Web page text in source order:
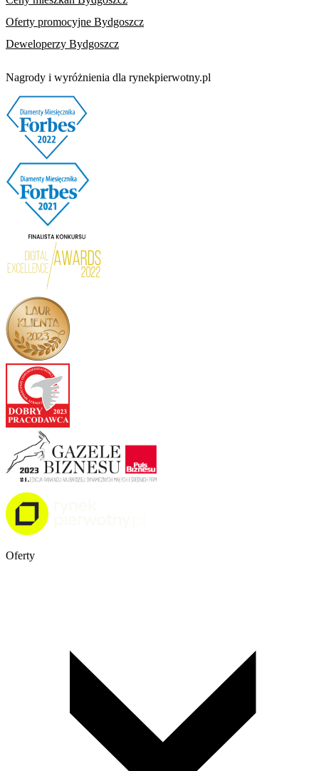
Oferty promocyjne Bydgoszcz
Deweloperzy Bydgoszcz
Nagrody i wyróżnienia dla rynekpierwotny.pl
Oferty